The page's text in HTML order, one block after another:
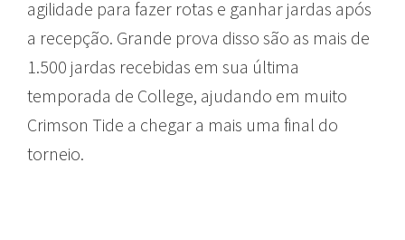
agilidade para fazer rotas e ganhar jardas após
a recepção. Grande prova disso são as mais de
1.500 jardas recebidas em sua última
temporada de College, ajudando em muito
Crimson Tide a chegar a mais uma final do
torneio.